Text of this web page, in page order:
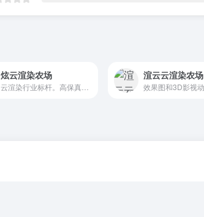
炫云渲染农场 渲云云渲染农场